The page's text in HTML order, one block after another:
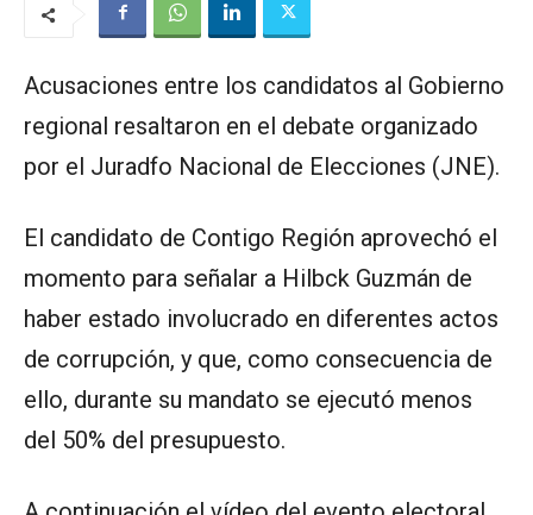
Acusaciones entre los candidatos al Gobierno
regional resaltaron en el debate organizado
por el Juradfo Nacional de Elecciones (JNE).
El candidato de Contigo Región aprovechó el
momento para señalar a Hilbck Guzmán de
haber estado involucrado en diferentes actos
de corrupción, y que, como consecuencia de
ello, durante su mandato se ejecutó menos
del 50% del presupuesto.